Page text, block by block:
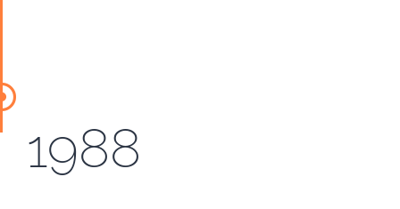
1988